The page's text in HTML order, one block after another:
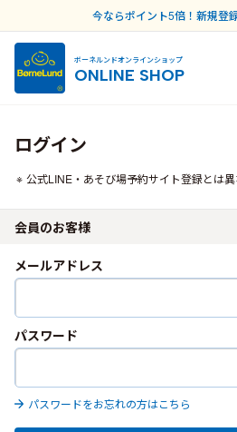
今ならポイント5倍！新規登
ボーネルンドオンラインショップ
ONLINE SHOP
ログイン
公式LINE・あそび場予約サイト登録とは異
会員のお客様
メールアドレス
パスワード
パスワードをお忘れの方はこちら